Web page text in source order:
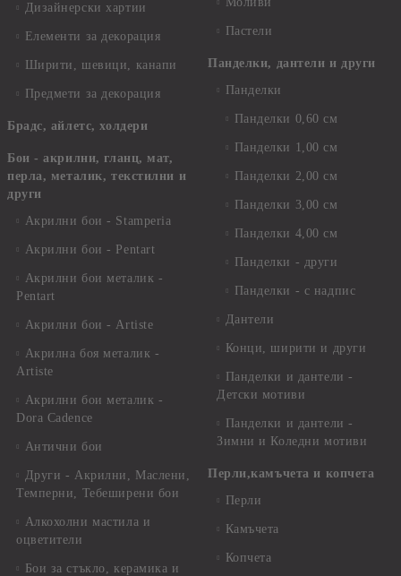
Дизайнерски хартии
Елементи за декорация
Ширити, шевици, канапи
Предмети за декорация
Брадс, айлетс, холдери
Бои - акрилни, гланц, мат,
перла, металик, текстилни и
други
Акрилни бои - Stamperia
Акрилни бои - Pentart
Акрилни бои металик -
Pentart
Акрилни бои - Artiste
Акрилна боя металик -
Artiste
Акрилни бои металик -
Dora Cadence
Антични бои
Други - Акрилни, Маслени,
Темперни, Тебеширени бои
Алкохолни мастила и
оцветители
Бои за стъкло, керамика и
Пастели
Панделки, дантели и други
Панделки
Панделки 0,60 см
Панделки 1,00 см
Панделки 2,00 см
Панделки 3,00 см
Панделки 4,00 см
Панделки - други
Панделки - с надпис
Дантели
Конци, ширити и други
Панделки и дантели -
Детски мотиви
Панделки и дантели -
Зимни и Коледни мотиви
Перли,камъчета и копчета
Перли
Камъчета
Копчета